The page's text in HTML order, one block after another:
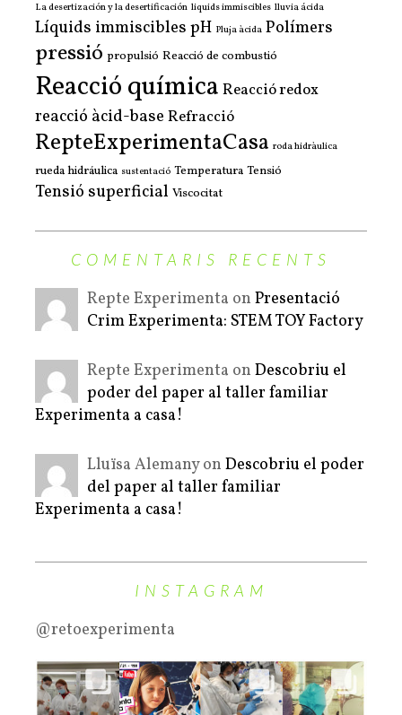
La desertización y la desertificación liquids immiscibles lluvia ácida
Líquids immisciblespH Pluja àcida Polímers
pressió propulsió Reacció de combustió
Reacció química Reacció redox
reacció àcid-base Refracció
RepteExperimentaCasa roda hidràulica
rueda hidráulica sustentació Temperatura Tensió
Tensió superficial Viscocitat
COMENTARIS RECENTS
Repte Experimenta on Presentació
Crim Experimenta: STEM TOY Factory
Repte Experimenta on Descobriu el
poder del paper al taller familiar
Experimenta a casa!
Lluïsa Alemany on Descobriu el poder
del paper al taller familiar
Experimenta a casa!
INSTAGRAM
@retoexperimenta